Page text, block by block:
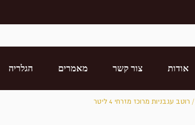
אודות צור קשר מאמרים הגלריה
/ רוטב עגבניות מרוכז מזרחי 4 ליטר